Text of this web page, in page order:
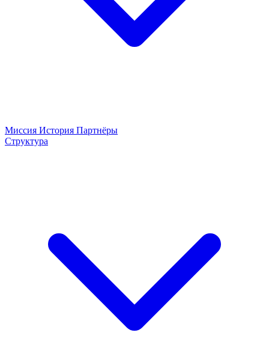
Миссия История Партнёры
Структура